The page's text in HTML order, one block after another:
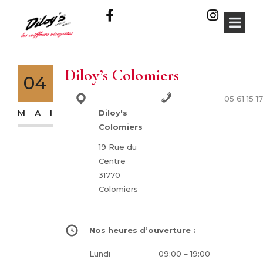
04
MAI
Diloy’s Colomiers
Diloy's
Colomiers
19 Rue du
Centre
31770
Colomiers
05 61 15
Nos heures d’ouverture :
Lundi 09:00 – 19:00